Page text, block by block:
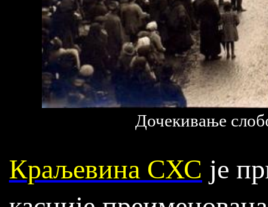
Дочекивање
Краљевина СХС је